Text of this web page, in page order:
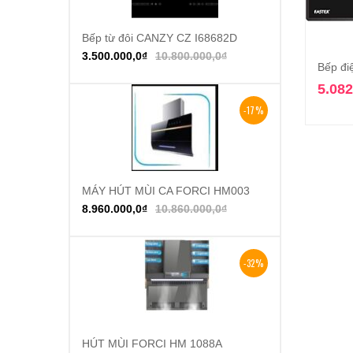
Bếp
Thêm vào giỏ hàng
Bếp từ đôi CANZY CZ I68682D
10.800.000,0₫
3.500.000,0₫
-17%
Thêm vào giỏ hàng
MÁY HÚT MÙI CA FORCI HM003
10.860.000,0₫
8.960.000,0₫
-32%
Thêm vào giỏ hàng
HÚT MÙI FORCI HM 1088A